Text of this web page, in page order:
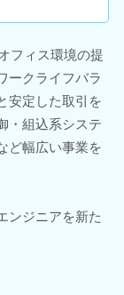
フィス環境の提
ークライフバラ
安定した取引を
・組込系システ
ど幅広い事業を
ンジニアを新た